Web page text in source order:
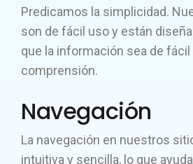
Predicamos la simplicidad.
son de fácil uso y están
que la información sea de
comprensión.
Navegación
La navegación en nuestros
intuitiva y sencilla, lo que